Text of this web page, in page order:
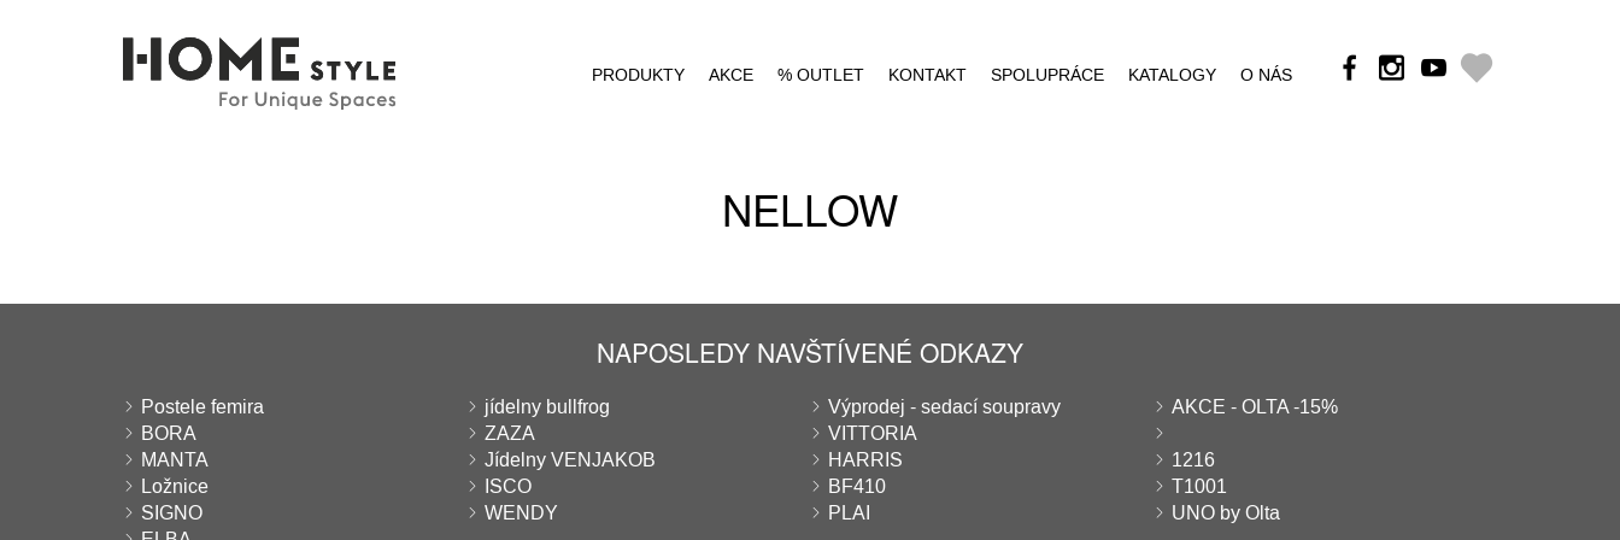
PRODUKTY AKCE % OUTLET KONTAKT SPOLUPRÁCE KATALOGY O NÁS
NELLOW
NAPOSLEDY NAVŠTÍVENÉ ODKAZY
Postele femira jídelny bullfrog Výprodej - sedací soupravy
AKCE - OLTA -15%
BORA
ZAZA
VITTORIA
MANTA
Jídelny VENJAKOB HARRIS
1216
Ložnice
ISCO BF410
T1001
SIGNO
WENDY PLAI
UNO by Olta